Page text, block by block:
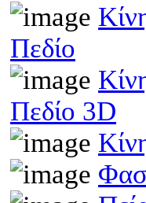
Πεδίο
Πεδίο 3D